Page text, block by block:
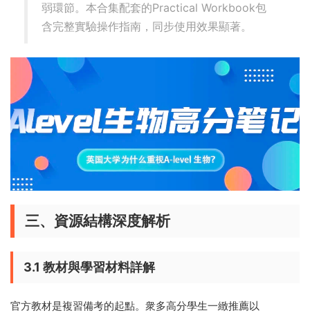
弱環節。本合集配套的Practical Workbook包
含完整實驗操作指南，同步使用效果顯著。
三、資源結構深度解析
3.1 教材與學習材料詳解
官方教材是複習備考的起點。衆多高分學生一緻推薦以